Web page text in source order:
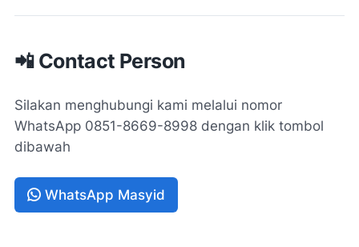
Ustadz Firman Priyanto, S.Pd.
📲 Contact Person
Silakan menghubungi kami melalui nomor
WhatsApp 0851-8669-8998 dengan klik tombol
dibawah
WhatsApp Masyid